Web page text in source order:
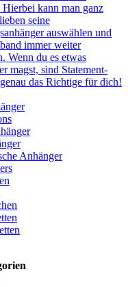
Hierbei kann man ganz
seine
auswählen und
immer weiter
Wenn du es etwas
magst, sind Statement-
das Richtige für dich!
Anhänger